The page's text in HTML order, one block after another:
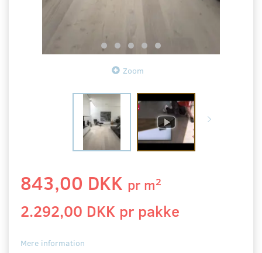
Zoom
843,00 DKK pr m2
2.292,00 DKK pr pakke
Mere information